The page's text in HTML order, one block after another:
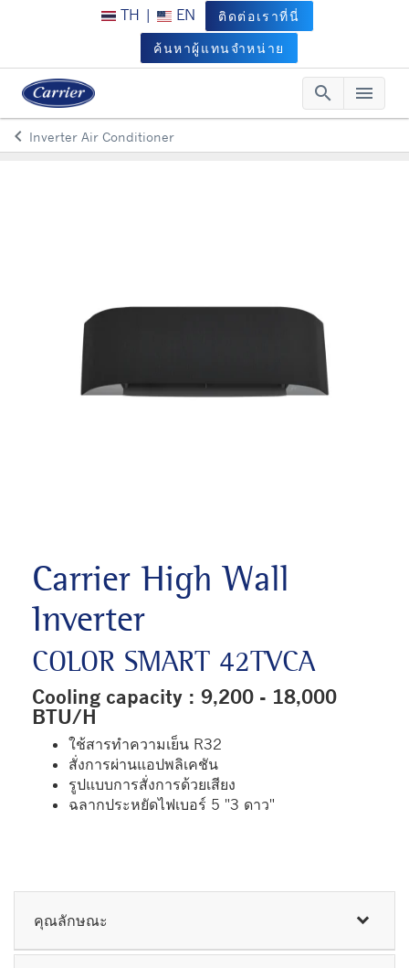
TH | EN ติดต่อเราที่นี่
ค้นหาผู้แทนจำหน่าย
search menu
keyboard_arrow_leftArrow back
Inverter Air Conditioner
Carrier High Wall
Inverter
COLOR SMART 42TVCA
Cooling capacity : 9,200 - 18,000
BTU/H
ใช้สารทำความเย็น R32
สั่งการผ่านแอปพลิเคชัน
รูปแบบการสั่งการด้วยเสียง
ฉลากประหยัดไฟเบอร์ 5 "3 ดาว"
คุณลักษณะ